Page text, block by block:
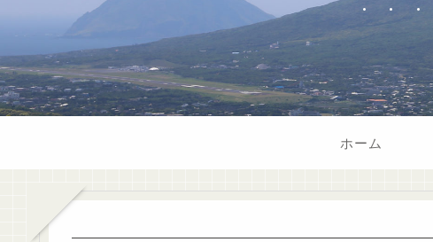
ホーム